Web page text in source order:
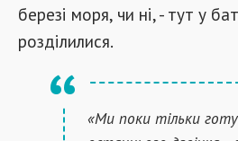
березі моря, чи ні, - тут у
розділилися.
«Ми поки тільки